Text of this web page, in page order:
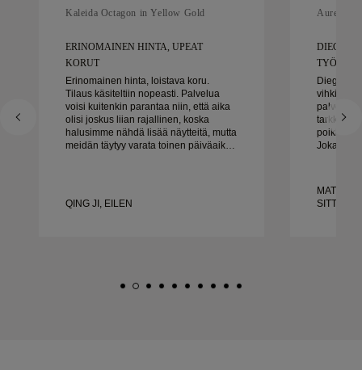
Kaleida Octagon in Yellow Gold
ERINOMAINEN HINTA, UPEAT
KORUT
Erinomainen hinta, loistava koru.
Tilaus käsiteltiin nopeasti. Palvelua
voisi kuitenkin parantaa niin, että aika
olisi joskus liian rajallinen, koska
halusimme nähdä lisää näytteitä, mutta
meidän täytyy varata toinen päiväaika.
QING JI, EILEN
Aurelle in
DIEGO
Diego oli
Jokainen
kaikille,
SITTEN